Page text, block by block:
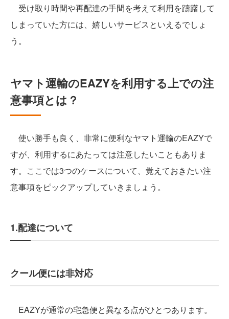
受け取り時間や再配達の手間を考えて利用を躊躇して
しまっていた方には、嬉しいサービスといえるでしょ
う。
ヤマト運輸のEAZYを利用する上での注
意事項とは？
使い勝手も良く、非常に便利なヤマト運輸のEAZYで
すが、利用するにあたっては注意したいこともありま
す。ここでは3つのケースについて、覚えておきたい注
意事項をピックアップしていきましょう。
1.配達について
クール便には非対応
EAZYが通常の宅急便と異なる点がひとつあります。